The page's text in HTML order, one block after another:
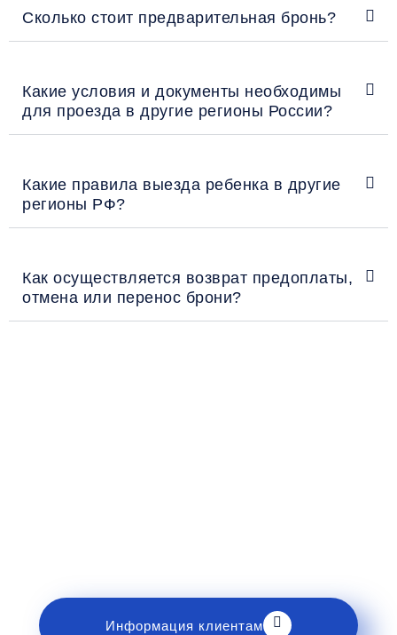
Сколько стоит предварительная бронь?
Какие условия и документы необходимы
для проезда в другие регионы России?
Какие правила выезда ребенка в другие
регионы РФ?
Как осуществляется возврат предоплаты,
отмена или перенос брони?
Информация клиентам